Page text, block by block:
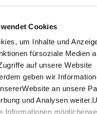
Cookies
um Inhalte und
fürsoziale Medien
auf unsere Website
geben wir
an unsere
und Analysen
Informationen
Book now